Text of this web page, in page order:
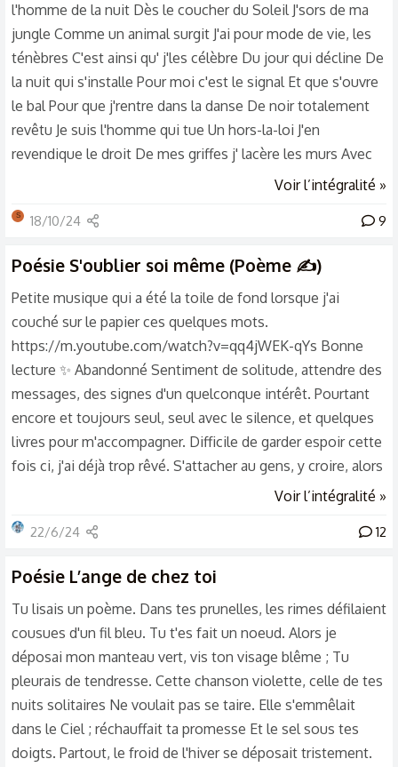
l'homme de la nuit Dès le coucher du Soleil J'sors de ma
jungle Comme un animal surgit J'ai pour mode de vie, les
ténèbres C'est ainsi qu' j'les célèbre Du jour qui décline De
la nuit qui s'installe Pour moi c'est le signal Et que s'ouvre
le bal Pour que j'rentre dans la danse De noir totalement
revêtu Je suis l'homme qui tue Un hors-la-loi J'en
revendique le droit De mes griffes j' lacère les murs Avec
mes mains J' disperse ma cervelle J'répand mes tripes,mes
pulvérise mes mots J'exhibe mes fresques Pour créer du
univers à moi J'ai mes armes...
Voir l’intégralité »
S 18/10/24 9
Poésie S'oublier soi même (Poème ✍️)
Petite musique qui a été la toile de fond lorsque j'ai
couché sur le papier ces quelques mots.
https://m.youtube.com/watch?v=qq4jWEK-qYs Bonne
lecture ✨️ Abandonné Sentiment de solitude, attendre des
messages, des signes d'un quelconque intérêt. Pourtant
encore et toujours seul, seul avec le silence, et quelques
livres pour m'accompagner. Difficile de garder espoir cette
fois ci, j'ai déjà trop rêvé. S'attacher au gens, y croire, alors
que tout n'était que superficiel. Tomber dans l'oubli, dans
et se lamenter lorsque les larmes roulent. Comment saisir
paroles volent, les écrits restent. Seuls les écrits restent,
leurs...
Voir l’intégralité »
22/6/24 12
Poésie L’ange de chez toi
Tu lisais un poème. Dans tes prunelles, les rimes défilaient
cousues d'un fil bleu. Tu t'es fait un noeud. Alors je
déposai mon manteau vert, vis ton visage blême ; Tu
pleurais de tendresse. Cette chanson violette, celle de tes
nuits solitaires Ne voulait pas se taire. Elle s'emmêlait
dans le Ciel ; réchauffait ta promesse Et le sel sous tes
doigts. Partout, le froid de l'hiver se déposait tristement.